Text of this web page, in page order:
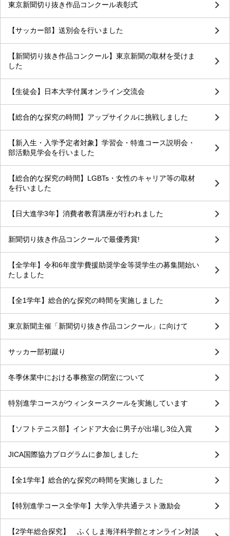
東京新聞切り抜き作品コンクール表彰式
【サッカー部】送別会を行いました
【新聞切り抜き作品コンクール】東京新聞の取材を受けま
した
【生徒会】日本大学付属オンライン交流会
【総合的な探究の時間】アップサイクルに挑戦しました
【新入生・入学予定者対象】学習会・特進コース説明会・
部活動見学会を行いました
【総合的な探究の時間】LGBTs・女性のキャリア等の取材
を行いました
【日大進学3年】消費者教育講座が行われました
新聞切り抜き作品コンクールで最優秀賞!
【全学年】令和6年度学費援助奨学金等奨学生の募集開始い
たしました
【全1学年】総合的な探究の時間を実施しました
東京新聞主催「新聞切り抜き作品コンクール」に向けて
サッカー部初蹴り
冬季休業中における事務室の閉室について
特別進学コースがウィンタースクールを実施しています
【ソフトテニス部】インドア大会に男子が出場し3位入賞
JICA国際協力プログラムに参加しました
【全1学年】総合的な探究の時間を実施しました
【特別進学コース全学年】大学入学共通テスト激励会
【2学年総合探究】 ふくしま海洋科学館とオンライン対談